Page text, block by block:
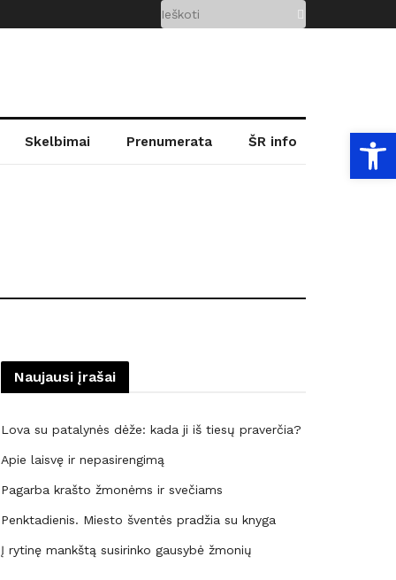
Skelbimai Prenumerata ŠR info
Naujausi įrašai
Lova su patalynės dėže: kada ji iš tiesų praverčia?
Apie laisvę ir nepasirengimą
Pagarba krašto žmonėms ir svečiams
Penktadienis. Miesto šventės pradžia su knyga
Į rytinę mankštą susirinko gausybė žmonių